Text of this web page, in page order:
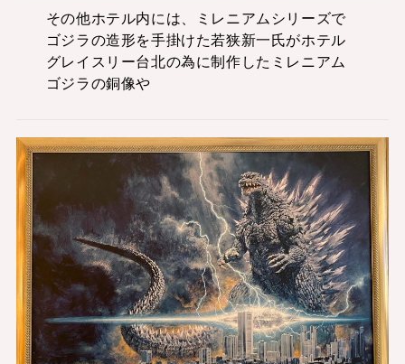
その他ホテル内には、ミレニアムシリーズで
ゴジラの造形を手掛けた若狭新一氏がホテル
グレイスリー台北の為に制作したミレニアム
ゴジラの銅像や